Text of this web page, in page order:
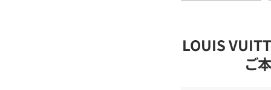
LOUIS
ご